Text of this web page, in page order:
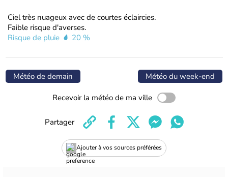
Ciel très nuageux avec de courtes éclaircies.
Faible risque d'averses.
Risque de pluie
20 %
Météo de demain Météo du week-end
Recevoir la météo de ma ville
Ajouter à vos sources préférées
Partager